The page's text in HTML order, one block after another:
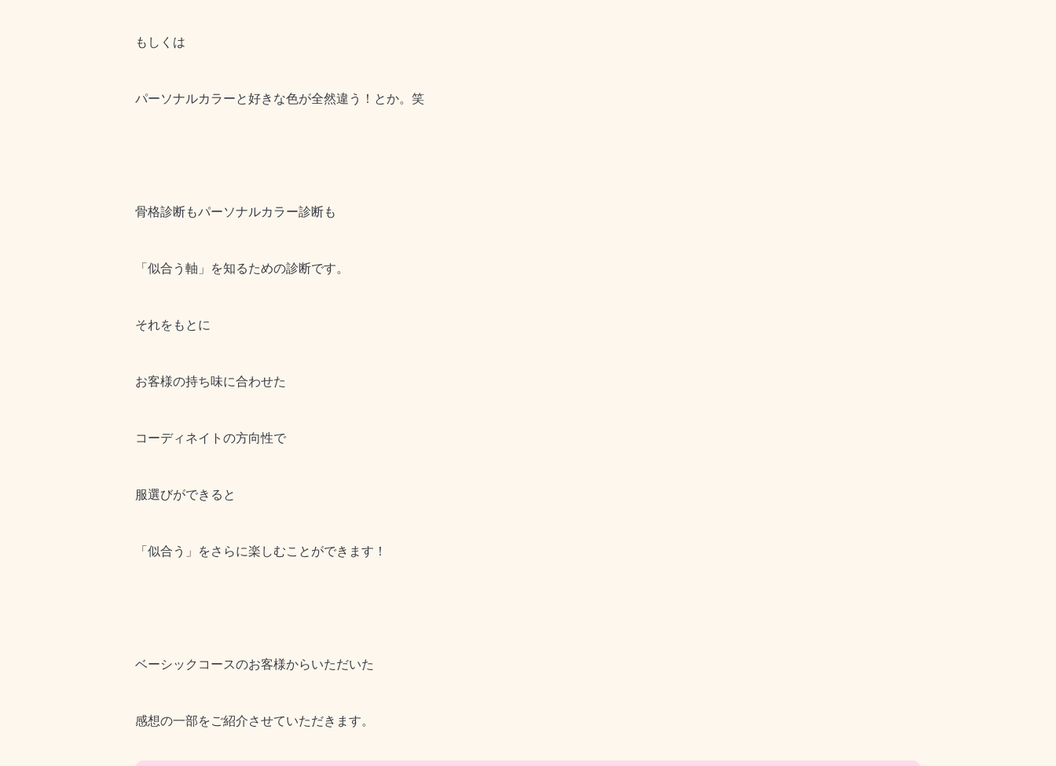
もしくは
パーソナルカラーと好きな色が全然違う！とか。笑
骨格診断もパーソナルカラー診断も
「似合う軸」を知るための診断です。
それをもとに
お客様の持ち味に合わせた
コーディネイトの方向性で
服選びができると
「似合う」をさらに楽しむことができます！
ベーシックコースのお客様からいただいた
感想の一部をご紹介させていただきます。